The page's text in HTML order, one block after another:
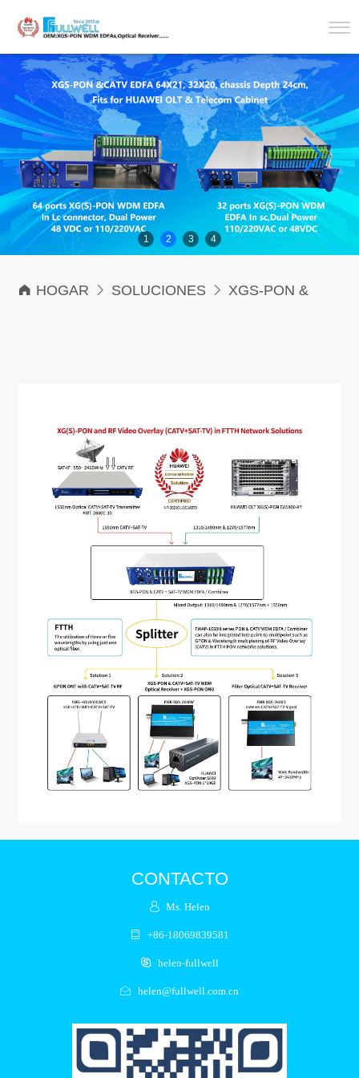
1 2 3 4
 HOGAR  SOLUCIONES XGS-PON &
CONTACTO
Ms. Helen
+86-18069839581
helen-fullwell
helen@fullwell.com.cn